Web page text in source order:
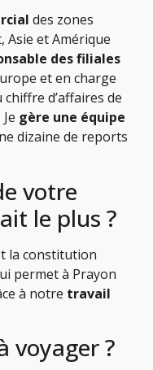
des zones
Asie et Amérique
des filiales
et en charge
chiffre d’affaires de
gère une équipe
dizaine de reports
votre
le plus ?
la constitution
permet à Prayon
à notre travail
voyager ?